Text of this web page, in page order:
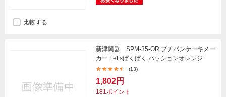
比較する
新津興器 SPM-35-OR プチパンケーキメー
カー Let’sぱくぱく パッションオレンジ
(13)
1,802円
181ポイント